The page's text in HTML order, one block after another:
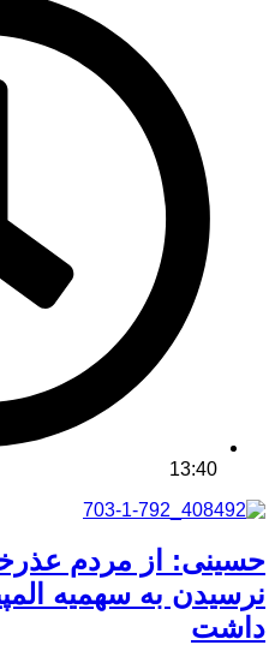
13:40
حسینی: از مردم
نرسیدن به سهمیه
داشت